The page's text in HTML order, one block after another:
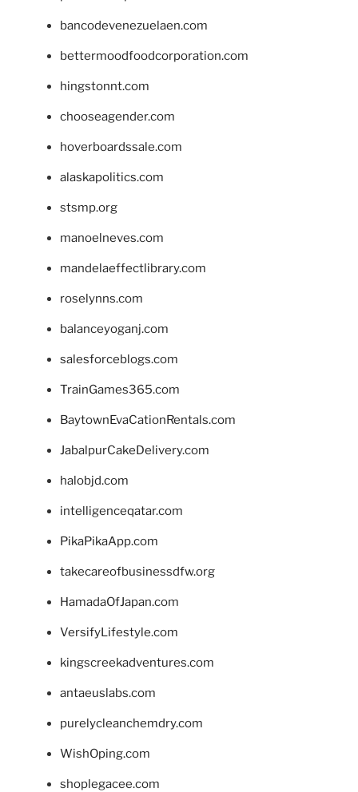
bancodevenezuelaen.com
bettermoodfoodcorporation.com
hingstonnt.com
chooseagender.com
hoverboardssale.com
alaskapolitics.com
stsmp.org
manoelneves.com
mandelaeffectlibrary.com
roselynns.com
balanceyoganj.com
salesforceblogs.com
TrainGames365.com
BaytownEvaCationRentals.com
JabalpurCakeDelivery.com
halobjd.com
intelligenceqatar.com
PikaPikaApp.com
takecareofbusinessdfw.org
HamadaOfJapan.com
VersifyLifestyle.com
kingscreekadventures.com
antaeuslabs.com
purelycleanchemdry.com
WishOping.com
shoplegacee.com